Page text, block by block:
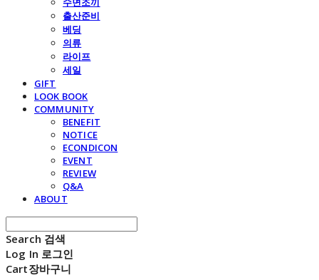
출산준비
베딩
의류
라이프
세일
GIFT
LOOK BOOK
COMMUNITY
BENEFIT
NOTICE
ECONDICON
EVENT
REVIEW
Q&A
ABOUT
Search 검색
Log In 로그인
Cart장바구니